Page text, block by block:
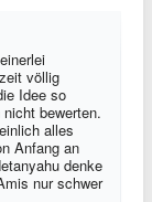
völlig
Idee so
bewerten.
alles
Anfang an
denke
nur schwer